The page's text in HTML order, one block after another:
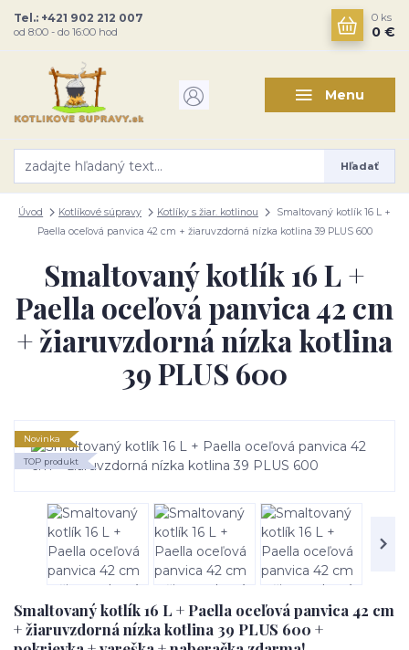
Menu
Hľadať
Tel.: +421 902 212 007
od 8:00 - do 16:00 hod
0 ks
0 €
Úvod Kotlíkové súpravy Kotlíky s žiar. kotlinou
Smaltovaný kotlík 16 L +
Paella oceľová panvica 42 cm + žiaruvzdorná nízka kotlina 39 PLUS 600
Smaltovaný kotlík 16 L +
Paella oceľová panvica 42 cm
+ žiaruvzdorná nízka kotlina
39 PLUS 600
Novinka
TOP produkt
Smaltovaný kotlík 16 L + Paella oceľová panvica 42 cm
+ žiaruvzdorná nízka kotlina 39 PLUS 600 +